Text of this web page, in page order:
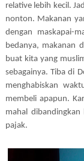
relative lebih kecil.
nonton. Makanan
dengan maskapai-
bedanya, makanan
buat kita yang
sebagainya. Tiba di
menghabiskan
membeli apapun.
mahal
pajak.